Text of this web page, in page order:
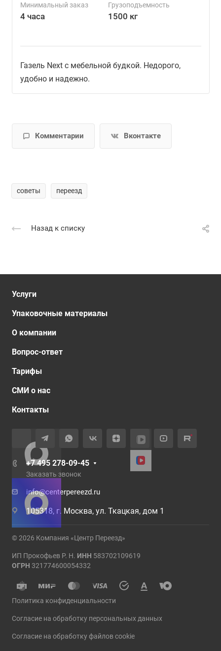
Минимальный заказ
4 часа
Грузоподъемность
1500 кг
Газель Next с мебельной будкой. Недорого,
удобно и надежно.
Комментарии Вконтакте
советы переезд
Назад к списку
Услуги
Упаковочные материалы
О компании
Вопрос-ответ
Тарифы
СМИ о нас
Контакты
+7 495 278-09-45
Заказать звонок
info@centerpereezd.ru
105318, г. Москва, ул. Ткацкая, дом 1
© 2026 Компания «Центр Переезд»
ИП Прокофьев Р. Н. ИНН 583702109619
ОГРН 321774600054332
Политика конфиденциальности
Согласие на обработку персональных данных
Согласие на обработку файлов cookie